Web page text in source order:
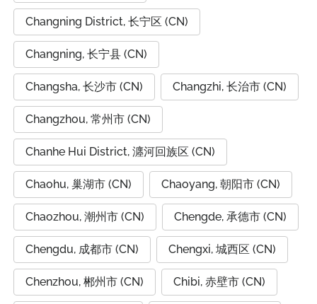
Changning District, 长宁区 (CN)
Changning, 长宁县 (CN)
Changsha, 长沙市 (CN) Changzhi, 长治市 (CN)
Changzhou, 常州市 (CN)
Chanhe Hui District, 瀍河回族区 (CN)
Chaohu, 巢湖市 (CN) Chaoyang, 朝阳市 (CN)
Chaozhou, 潮州市 (CN) Chengde, 承德市 (CN)
Chengdu, 成都市 (CN) Chengxi, 城西区 (CN)
Chenzhou, 郴州市 (CN) Chibi, 赤壁市 (CN)